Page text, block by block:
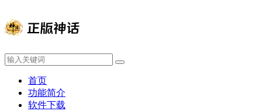
首页
功能简介
软件下载